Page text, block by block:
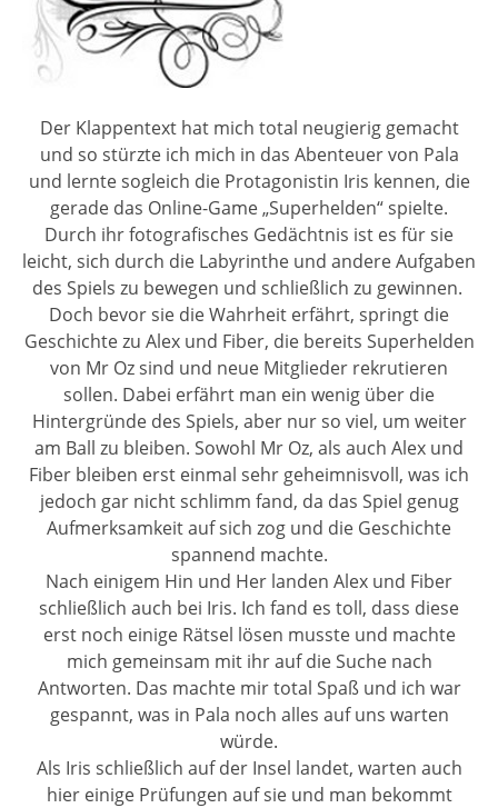
Der Klappentext hat mich total neugierig gemacht
und so stürzte ich mich in das Abenteuer von Pala
und lernte sogleich die Protagonistin Iris kennen, die
gerade das Online-Game „Superhelden“ spielte.
Durch ihr fotografisches Gedächtnis ist es für sie
leicht, sich durch die Labyrinthe und andere Aufgaben
des Spiels zu bewegen und schließlich zu gewinnen.
Doch bevor sie die Wahrheit erfährt, springt die
Geschichte zu Alex und Fiber, die bereits Superhelden
von Mr Oz sind und neue Mitglieder rekrutieren
sollen. Dabei erfährt man ein wenig über die
Hintergründe des Spiels, aber nur so viel, um weiter
am Ball zu bleiben. Sowohl Mr Oz, als auch Alex und
Fiber bleiben erst einmal sehr geheimnisvoll, was ich
jedoch gar nicht schlimm fand, da das Spiel genug
Aufmerksamkeit auf sich zog und die Geschichte
spannend machte.
Nach einigem Hin und Her landen Alex und Fiber
schließlich auch bei Iris. Ich fand es toll, dass diese
erst noch einige Rätsel lösen musste und machte
mich gemeinsam mit ihr auf die Suche nach
Antworten. Das machte mir total Spaß und ich war
gespannt, was in Pala noch alles auf uns warten
würde.
Als Iris schließlich auf der Insel landet, warten auch
hier einige Prüfungen auf sie und man bekommt